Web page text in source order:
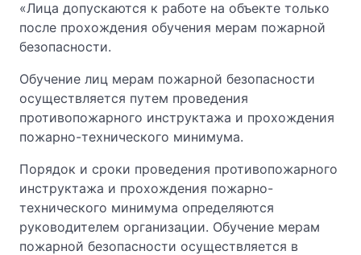
«Лица допускаются к работе на объекте только
после прохождения обучения мерам пожарной
безопасности.
Обучение лиц мерам пожарной безопасности
осуществляется путем проведения
противопожарного инструктажа и прохождения
пожарно-технического минимума.
Порядок и сроки проведения противопожарного
инструктажа и прохождения пожарно-
технического минимума определяются
руководителем организации. Обучение мерам
пожарной безопасности осуществляется в